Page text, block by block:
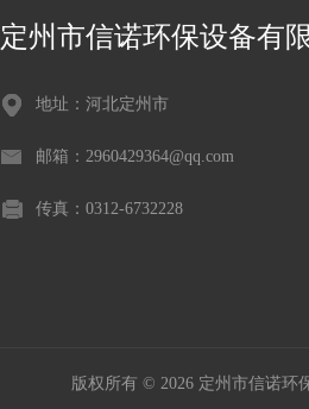
定州市信诺环保设备有
地址：河北定州市
邮箱：2960429364@qq.com
传真：0312-6732228
版权所有 © 2026 定州市信诺